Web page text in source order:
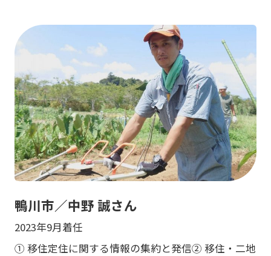
鴨川市／中野 誠さん
2023年9月着任
① 移住定住に関する情報の集約と発信② 移住・二地